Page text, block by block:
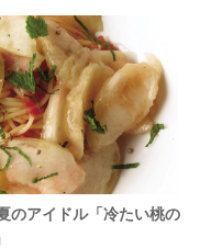
のアイドル「冷たい桃の